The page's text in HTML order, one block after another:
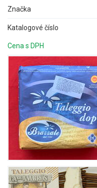
Značka
Katalogové číslo
Cena s DPH